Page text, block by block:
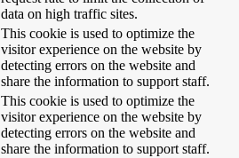
data on high traffic sites.
This cookie is used to optimize the
visitor experience on the website by
detecting errors on the website and
share the information to support staff.
This cookie is used to optimize the
visitor experience on the website by
detecting errors on the website and
share the information to support staff.